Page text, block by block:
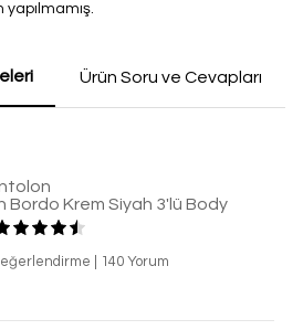
Ürün Soru ve Cevapları
Bordo Krem Siyah 3'lü Body
140 Yorum